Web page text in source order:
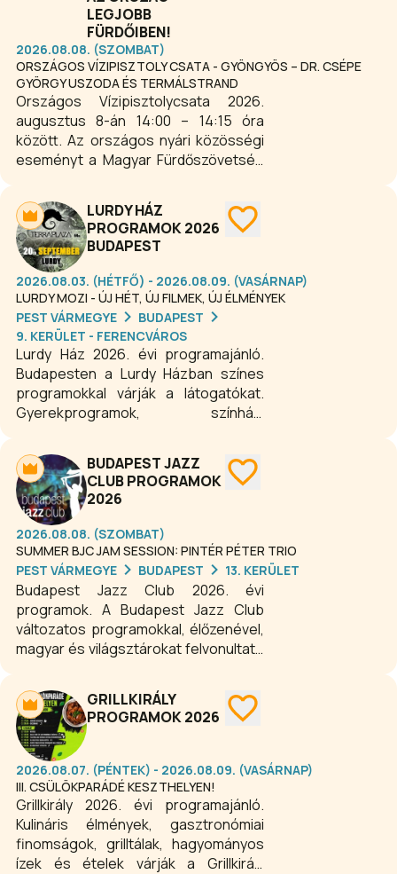
LEGJOBB
FÜRDŐIBEN!
2026.08.08. (SZOMBAT)
ORSZÁGOS VÍZIPISZTOLY CSATA - GYÖNGYÖS – DR. CSÉPE
GYÖRGY USZODA ÉS TERMÁLSTRAND
Országos Vízipisztolycsata 2026.
augusztus 8-án 14:00 – 14:15 óra
között. Az országos nyári közösségi
eseményt a Magyar Fürdőszövetség
lényege, hogy az ország számos
strandján és fürdőjében ugyanabban
az időpontban rendeznek
vízipisztolycsatát, amelynek célja egy
országos rekord felállítása, illetve a
családok közös szórakoztatása.
Esőnap: augusztus 15. 14:00 – 14:15
óra.
LURDY HÁZ
PROGRAMOK 2026
BUDAPEST
2026.08.03. (HÉTFŐ) - 2026.08.09. (VASÁRNAP)
LURDY MOZI - ÚJ HÉT, ÚJ FILMEK, ÚJ ÉLMÉNYEK
PEST VÁRMEGYE
BUDAPEST
9. KERÜLET - FERENCVÁROS
Lurdy Ház 2026. évi programajánló.
Budapesten a Lurdy Házban színes
programokkal várják a látogatókat.
Gyerekprogramok, színházi
rendezvények, kiállítások, expók,
szakmai konferenciák, fesztiválok
színesítik a mindennapokat.
BUDAPEST JAZZ
CLUB PROGRAMOK
2026
2026.08.08. (SZOMBAT)
SUMMER BJC JAM SESSION: PINTÉR PÉTER TRIO
PEST VÁRMEGYE
BUDAPEST 13. KERÜLET
Budapest Jazz Club 2026. évi
programok. A Budapest Jazz Club
változatos programokkal, élőzenével,
magyar és világsztárokat felvonultató
felszerelt koncertteremmel várja a
minőségi zene kedvelőit. A békebeli,
nosztalgikus hangulatú budapesti
kávézóba és a modern bistro
étterembe nemcsak az esti zenei
programokra, de napközben is
érdemes betérni. A koncertek este
20.00 órakor, míg keddtől szombatig, a
nagy népszerűségnek örvendő jam
session sorozat estjei 22.00 óra után
GRILLKIRÁLY
PROGRAMOK 2026
2026.08.07. (PÉNTEK) - 2026.08.09. (VASÁRNAP)
III. CSÜLÖKPARÁDÉ KESZTHELYEN!
Grillkirály 2026. évi programajánló.
Kulináris élmények, gasztronómiai
finomságok, grilltálak, hagyományos
ízek és ételek várják a Grillkirály